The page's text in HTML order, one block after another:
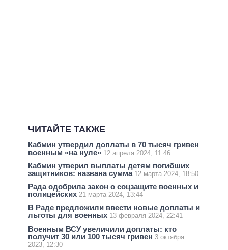
ЧИТАЙТЕ ТАКЖЕ
Кабмин утвердил доплаты в 70 тысяч гривен
военным «на нуле» 12 апреля 2024, 11:46
Кабмин утверил выплаты детям погибших
защитников: названа сумма 12 марта 2024, 18:50
Рада одобрила закон о соцзащите военных и
полицейских 21 марта 2024, 13:44
В Раде предложили ввести новые доплаты и
льготы для военных 13 февраля 2024, 22:41
Военным ВСУ увеличили доплаты: кто
получит 30 или 100 тысяч гривен 3 октября
2023, 12:30